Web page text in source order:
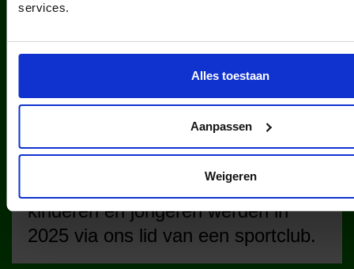
services.
Alles toestaan
Aanpassen
Weigeren
kinderen en jongeren werden in
kinderen en jongeren werden in
2025 via ons lid van een sportclub.